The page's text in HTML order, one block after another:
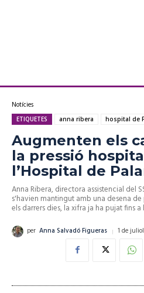
Notícies
ETIQUETES anna ribera hospital de
Augmenten els
la pressió
l’Hospital de
Anna Ribera, directora assistencial del
s'havien mantingut amb una desena
els darrers dies, la xifra ja ha pujat fins
per Anna Salvadó Figueras 1 de